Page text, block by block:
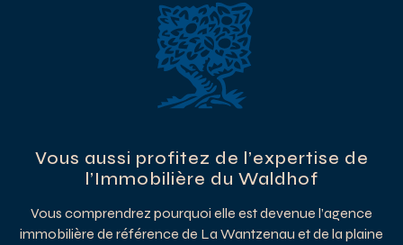
Vous aussi profitez de l’expertise de
l’Immobilière du Waldhof
Vous comprendrez pourquoi elle est devenue l’agence
immobilière de référence de La Wantzenau et de la plaine